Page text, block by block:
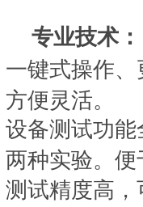
专业技术：
一键式操作
方便灵活。
设备测试功
两种实验。便
测试精度高